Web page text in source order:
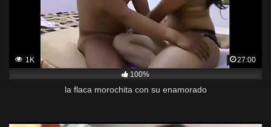
1K
27:00
100%
la flaca morochita con su enamorado